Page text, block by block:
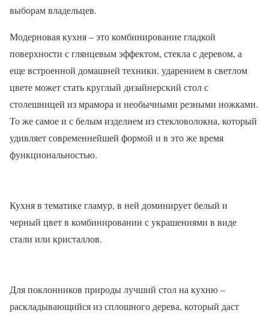
выборам владельцев.
Модерновая кухня – это комбинирование гладкой
поверхности с глянцевым эффектом, стекла с деревом, а
еще встроенной домашней техники. ударением в светлом
цвете может стать круглый дизайнерский стол с
столешницей из мрамора и необычными резными ножками.
То же самое и с белым изделием из стекловолокна, который
удивляет современнейшей формой и в это же время
функциональностью.
Кухня в тематике гламур, в ней доминирует белый и
черный цвет в комбинировании с украшениями в виде
стали или кристаллов.
Для поклонников природы лучший стол на кухню –
раскладывающийся из сплошного дерева, который даст